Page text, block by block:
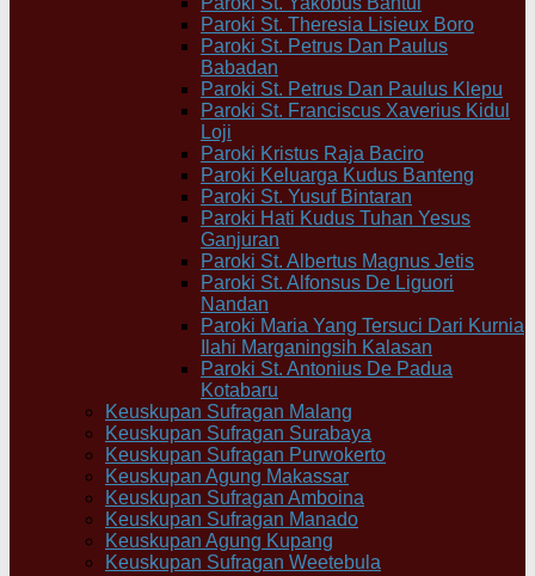
Paroki St. Theresia Lisieux Boro
Paroki St. Petrus Dan Paulus
Babadan
Paroki St. Petrus Dan Paulus Klepu
Paroki St. Franciscus Xaverius Kidul
Loji
Paroki Kristus Raja Baciro
Paroki Keluarga Kudus Banteng
Paroki St. Yusuf Bintaran
Paroki Hati Kudus Tuhan Yesus
Ganjuran
Paroki St. Albertus Magnus Jetis
Paroki St. Alfonsus De Liguori
Nandan
Paroki Maria Yang Tersuci Dari Kurnia
Ilahi Marganingsih Kalasan
Paroki St. Antonius De Padua
Kotabaru
Keuskupan Sufragan Malang
Keuskupan Sufragan Surabaya
Keuskupan Sufragan Purwokerto
Keuskupan Agung Makassar
Keuskupan Sufragan Amboina
Keuskupan Sufragan Manado
Keuskupan Agung Kupang
Keuskupan Sufragan Weetebula